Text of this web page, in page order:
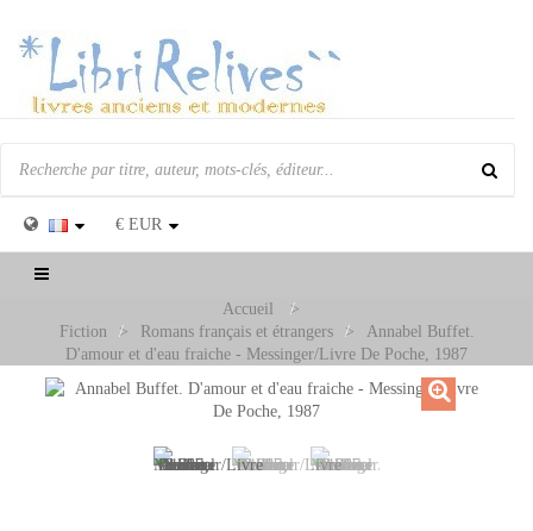
€ EUR
Basculer
Accueil
>
Fiction
> Romans français et étrangers >
Annabel Buffet.
D'amour et d'eau fraiche - Messinger/Livre De Poche, 1987